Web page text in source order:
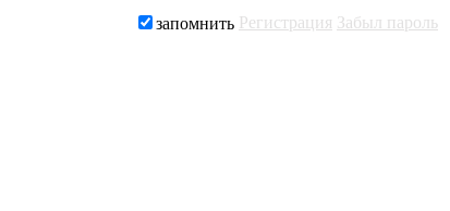
запомнить Регистрация Забыл пароль